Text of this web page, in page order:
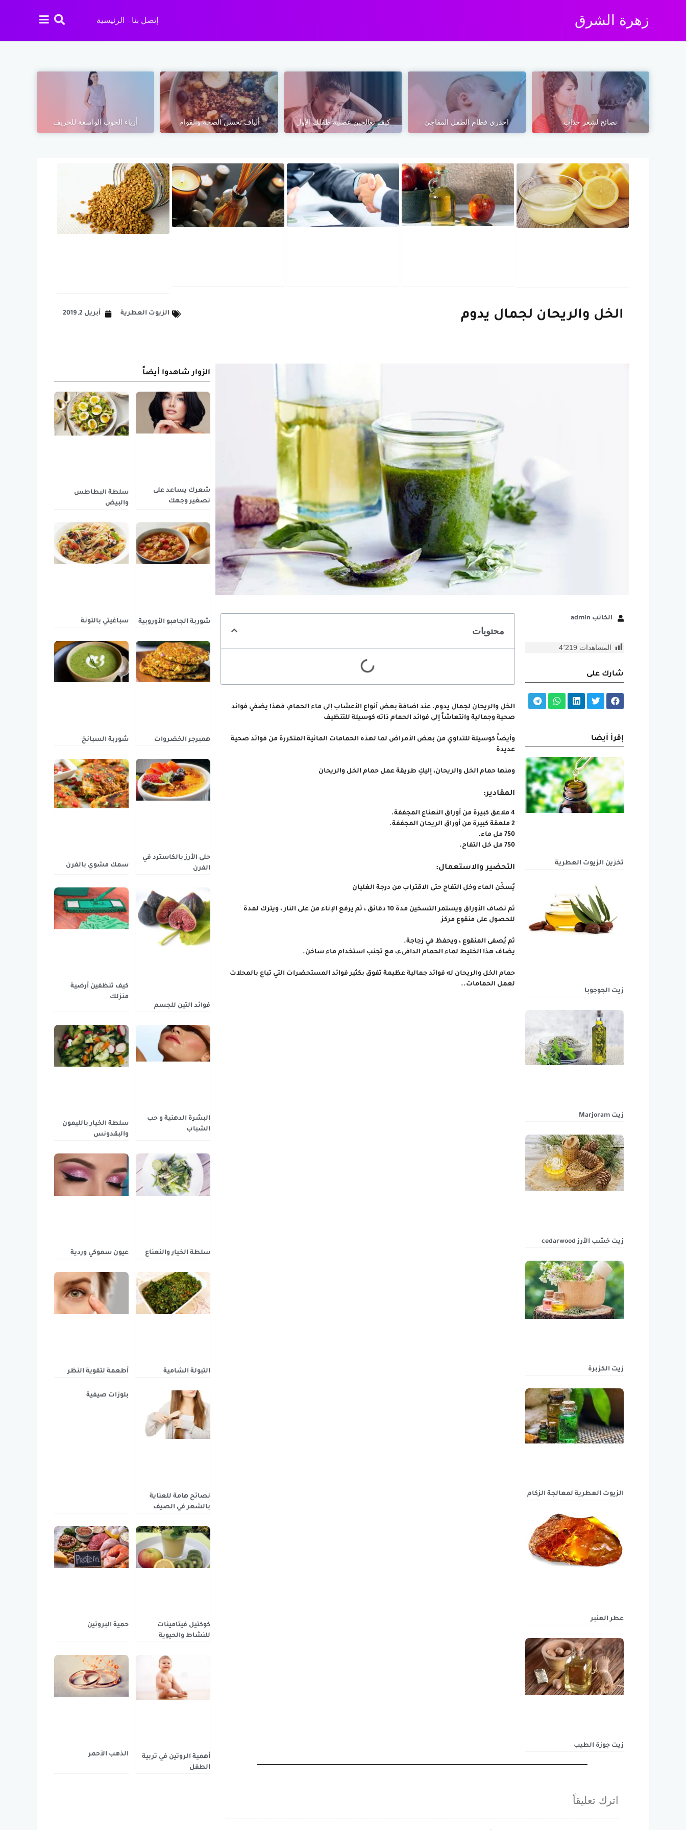
زهرة الشرق إتصل بنا الرئيسية
نصائح لشعر جذاب احذري فطام الطفل المفاجئ كيف تعالجين عصبية طفلكِ الأول ألياف تحسن الصحة والقوام أزياء الجوب الواسعة للخريف
الخل والريحان لجمال يدوم الزيوت العطرية أبريل 2, 2019
الكاتب admin
المشاهدات 4٬219
شارك على
إقرأ أيضا
تخزين الزيوت العطرية
زيت الجوجوبا
زيت Marjoram
زيت خشب الأرز cedarwood
زيت الكزبرة
الزيوت العطرية لمعالجة الزكام
عطر العنبر
زيت جوزة الطيب
محتويات
الخل والريحان لجمال يدوم. عند اضافة بعض أنواع الأعشاب إلى ماء الحمام، فهذا يضفي فوائد
صحية وجمالية وانتعاشاً إلى فوائد الحمام ذاته كوسيلة للتنظيف
وأيضاً كوسيلة للتداوي من بعض الأمراض لما لهذه الحمامات المائية المتكررة من فوائد صحية
عديدة
ومنها حمام الخل والريحان، إليكِ طريقة عمل حمام الخل والريحان
المقادير:
4 ملاعق كبيرة من أوراق النعناع المجففة.
2 ملعقة كبيرة من أوراق الريحان المجففة.
750 مل ماء.
750 مل خل التفاح.
التحضير والاستعمال:
يُسخّن الماء وخل التفاح حتى الاقتراب من درجة الغليان
ثم تضاف الأوراق ويستمر التسخين مدة 10 دقائق ، ثم يرفع الإناء من على النار ، ويترك لمدة
للحصول على منقوع مركز
ثم يُصفى المنقوع ، ويحفظ في زجاجة.
يضاف هذا الخليط لماء الحمام الدافىء، مع تجنب استخدام ماء ساخن.
حمام الخل والريحان له فوائد جمالية عظيمة تفوق بكثير فوائد المستحضرات التي تباع بالمحلات
لعمل الحمامات..
اترك تعليقاً
الزوار شاهدوا أيضاً
شعرك يساعد على
تصغير وجهك
سلطة البطاطس
والبيض
شوربة الجامبو الأوروبية سباغيتي بالتونة
همبرجر الخضروات شوربة السبانخ
حلى الأرز بالكاسترد في
الفرن
سمك مشوي بالفرن
فوائد التين للجسم
كيف تنظفين أرضية
منزلك
البشرة الدهنية و حب
الشباب
سلطة الخيار بالليمون
والبقدونس
سلطة الخيار والنعناع عيون سموكي وردية
التبولة الشامية أطعمة لتقوية النظر
نصائح هامة للعناية
بالشعر في الصيف
بلوزات صيفية
كوكتيل فيتامينات
للنشاط والحيوية
حمية البروتين
أهمية الروتين في تربية
الطفل
الذهب الأحمر